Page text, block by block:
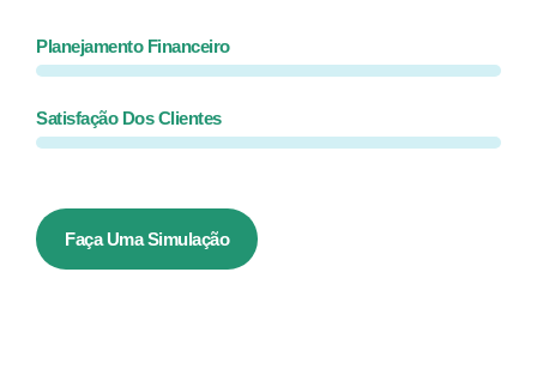
Planejamento Financeiro
Satisfação Dos Clientes
Faça Uma Simulação